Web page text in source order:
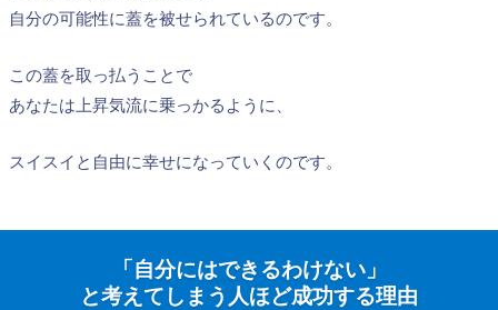
自分の可能性に蓋を被せられているのです。
この蓋を取っ払うことで
あなたは上昇気流に乗っかるように、
スイスイと自由に幸せになっていくのです。
「自分にはできるわけない」
と考えてしまう人ほど成功する理由